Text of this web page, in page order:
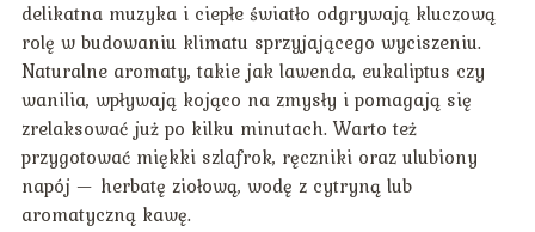
delikatna muzyka i ciepłe światło odgrywają kluczową
rolę w budowaniu klimatu sprzyjającego wyciszeniu.
Naturalne aromaty, takie jak lawenda, eukaliptus czy
wanilia, wpływają kojąco na zmysły i pomagają się
zrelaksować już po kilku minutach. Warto też
przygotować miękki szlafrok, ręczniki oraz ulubiony
napój — herbatę ziołową, wodę z cytryną lub
aromatyczną kawę.